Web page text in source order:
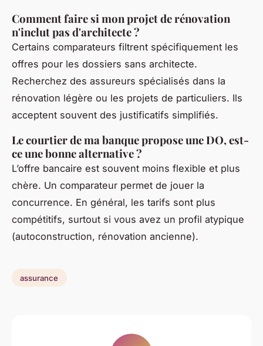
Comment faire si mon projet de rénovation
n'inclut pas d'architecte ?
Certains comparateurs filtrent spécifiquement les
offres pour les dossiers sans architecte.
Recherchez des assureurs spécialisés dans la
rénovation légère ou les projets de particuliers. Ils
acceptent souvent des justificatifs simplifiés.
Le courtier de ma banque propose une DO, est-
ce une bonne alternative ?
L’offre bancaire est souvent moins flexible et plus
chère. Un comparateur permet de jouer la
concurrence. En général, les tarifs sont plus
compétitifs, surtout si vous avez un profil atypique
(autoconstruction, rénovation ancienne).
assurance